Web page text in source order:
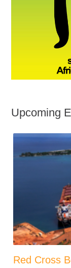
Upcoming
Red Cross